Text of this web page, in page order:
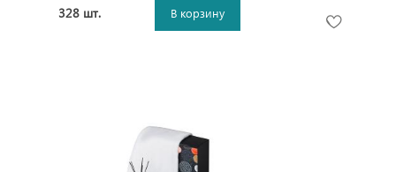
328 шт. В корзину